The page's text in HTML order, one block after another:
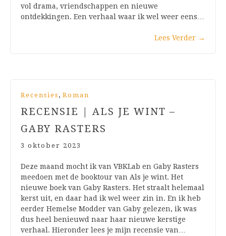
vol drama, vriendschappen en nieuwe
ontdekkingen. Een verhaal waar ik wel weer eens…
Lees Verder →
Recensies , Roman
RECENSIE | ALS JE WINT –
GABY RASTERS
3 oktober 2023
Deze maand mocht ik van VBKLab en Gaby Rasters
meedoen met de booktour van Als je wint. Het
nieuwe boek van Gaby Rasters. Het straalt helemaal
kerst uit, en daar had ik wel weer zin in. En ik heb
eerder Hemelse Modder van Gaby gelezen, ik was
dus heel benieuwd naar haar nieuwe kerstige
verhaal. Hieronder lees je mijn recensie van…